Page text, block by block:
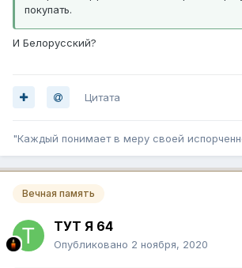
покупать.
И Белорусский?
Цитата
"Каждый понимает в меру своей
Вечная память
ТУТ Я 64
Опубликовано 2 ноября, 2020